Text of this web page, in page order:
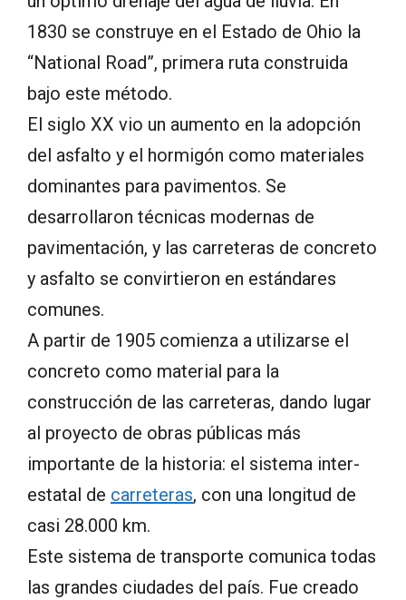
1830 se construye en el Estado de Ohio la
“National Road”, primera ruta construida
bajo este método.
El siglo XX vio un aumento en la adopción
del asfalto y el hormigón como materiales
dominantes para pavimentos. Se
desarrollaron técnicas modernas de
pavimentación, y las carreteras de concreto
y asfalto se convirtieron en estándares
comunes.
A partir de 1905 comienza a utilizarse el
concreto como material para la
construcción de las carreteras, dando lugar
al proyecto de obras públicas más
importante de la historia: el sistema inter-
estatal de carreteras, con una longitud de
casi 28.000 km.
Este sistema de transporte comunica todas
las grandes ciudades del país. Fue creado